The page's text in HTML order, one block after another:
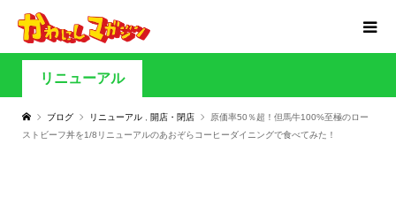
リニューアル
ブログ リニューアル 開店・閉店
原価率50％超！但馬牛100%至極のロー
ストビーフ丼を1/8リニューアルのあおぞらコーヒーダイニングで食べてみた！